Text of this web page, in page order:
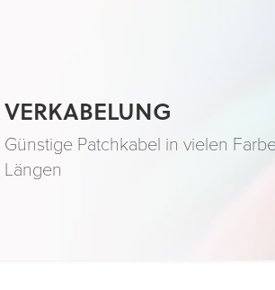
VERKABELUNG
Günstige Patchkabel in vielen
Längen